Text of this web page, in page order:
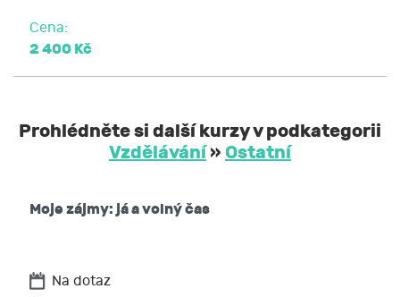
Cena:
2 400 Kč
Prohlédněte si další kurzy v podkategorii
Vzdělávání» Ostatní
Moje zájmy: já a volný čas
Na dotaz